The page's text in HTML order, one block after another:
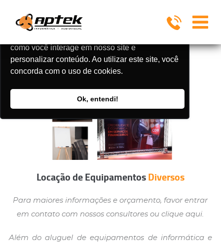
Utilizamos cookies para oferecer melhor
como você interage em nosso site e
personalizar conteúdo. Ao utilizar este site, você
concorda com o uso de cookies.
Ok, entendi!
Locação de EquipamentosDiversos
Para maiores informações e orçamento, favor entrar
em contato com nossos consultores ou clique aqui.
Além do aluguel de equipamentos de informática e